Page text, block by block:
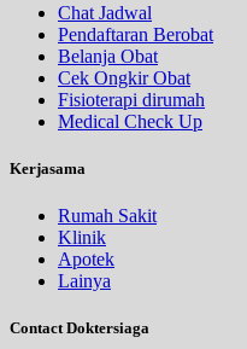
Chat Jadwal
Pendaftaran Berobat
Belanja Obat
Cek Ongkir Obat
Fisioterapi dirumah
Medical Check Up
Kerjasama
Rumah Sakit
Klinik
Apotek
Lainya
Contact Doktersiaga